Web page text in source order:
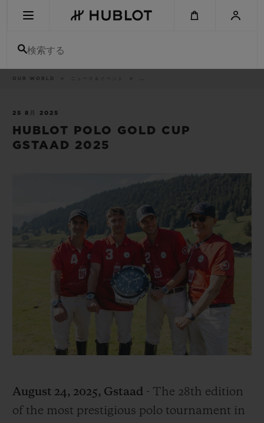
検索する
パ
ト
OUR WORLD ニュース＆イベント ..
25 8月 2025
HUBLOT POLO GOLD CUP
GSTAAD 2025
August 24, 2025, Gstaad - The 28th edition
of the most prestigious polo tournament in
新作
ビッグ・バン
ミック
ビッグ・バン
ピーチセラミック
スピリット オブ ビ
オンライン限
ウブロティスタと延長保証